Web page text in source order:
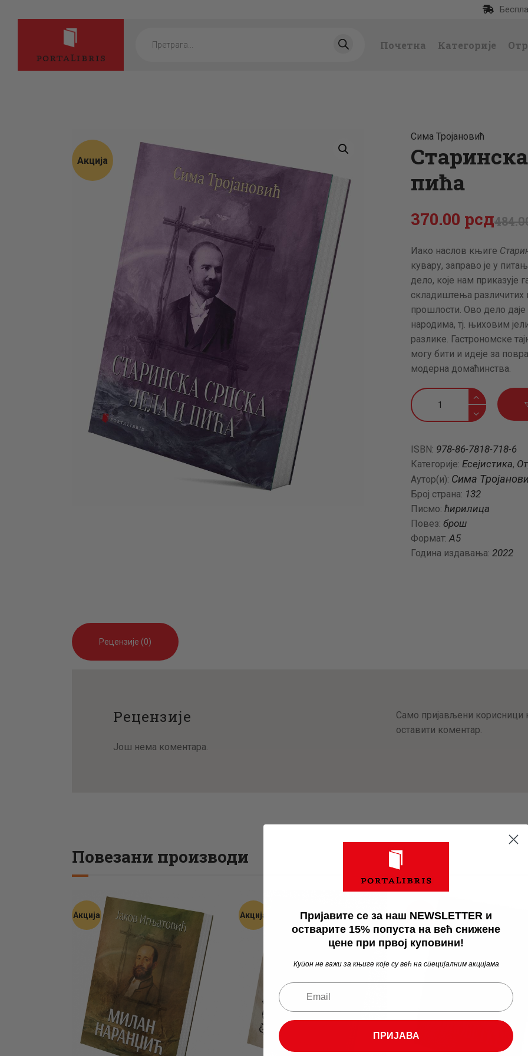
search
Почетна Категорије
КАТЕГОРИЈЕ
НОВЕ КЊИГЕ
ОТРГНУТО ОД
ЗАБОРАВА
АУТОРИ
АКТУЕЛНОСТИ
ЦЕНОВНИК
ПИСМО
Акција
Сима Тројановић
пића
484.
370.00 рсд
Иако наслов књиге
кувару, заправо је у
дело, које нам приказује
складиштења различитих
прошлости. Ово дело
народима, тј. њиховим
разлике. Гастрономске
могу бити и идеје за
модерна домаћинства.
Старинска
српска
јела
пића
количина
ISBN: 978-86-7818-718-6
Категорије: Есејистика,
Аутор(и): Сима
Број страна: 132
Писмо: ћирилица
Повез: брош
Формат:А5
Година издавања: 2022
Рецензије (0)
Рецензије
Још нема коментара.
Само пријављени корисници
оставити коментар.
Повезани производи
Акција Акција Акција
Пријавите се за наш NEWSLETTER и
остварите 15% попуста на већ снижене
цене при првој куповини!
Купон не важи за књиге које су већ на специјалним акцијама
ПРИЈАВА